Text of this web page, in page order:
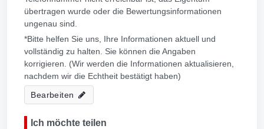
übertragen wurde oder die Bewertungsinformationen
ungenau sind.
*Bitte helfen Sie uns, Ihre Informationen aktuell und
vollständig zu halten. Sie können die Angaben
korrigieren. (Wir werden die Informationen aktualisieren,
nachdem wir die Echtheit bestätigt haben)
Bearbeiten
Ich möchte teilen